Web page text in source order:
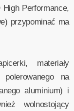
High Performance,
przypominać ma
materiały
na
aluminium) i
wolnostojący